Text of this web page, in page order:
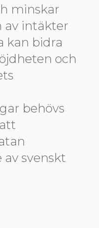
minskar
av intäkter
kan bidra
och
behövs
av svenskt